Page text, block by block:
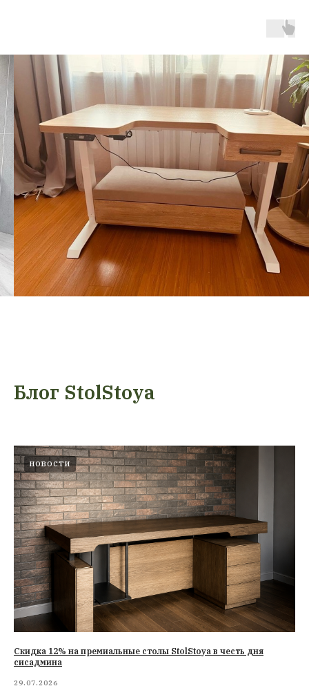
Блог StolStoya
НОВОСТИ
Cкидка 12% на премиальные столы StolStoya в честь дня
сисадмина
29.07.2026